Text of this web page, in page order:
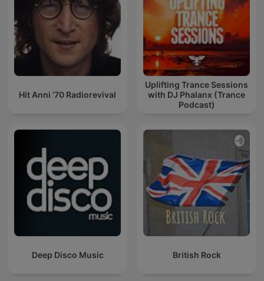
Hit Anni '70 Radiorevival
Uplifting Trance Sessions
with DJ Phalanx (Trance
Podcast)
Deep Disco Music British Rock